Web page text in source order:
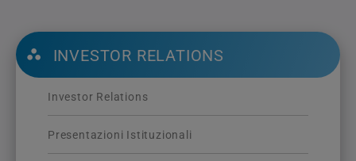
INVESTOR RELATIONS
Investor Relations
Presentazioni Istituzionali